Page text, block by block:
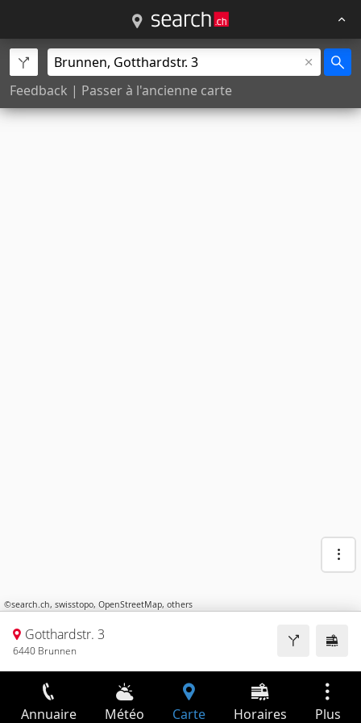
Feedback | Passer à l'ancienne carte
©search.ch, swisstopo, OpenStreetMap, others
Gotthardstr. 3
6440 Brunnen
Annuaire Météo Carte Horaires Plus